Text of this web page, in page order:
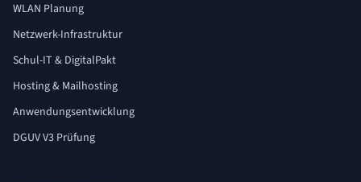
WLAN Planung
Netzwerk-Infrastruktur
Schul-IT & DigitalPakt
Hosting & Mailhosting
Anwendungsentwicklung
DGUV V3 Prüfung